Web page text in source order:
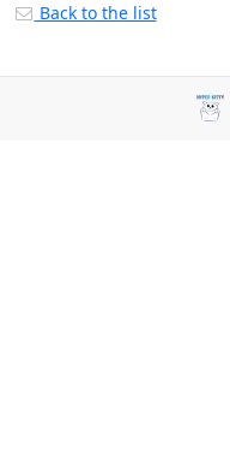
Back to the list